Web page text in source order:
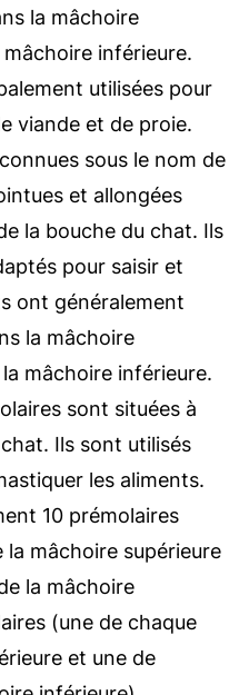
la mâchoire
inférieure.
utilisées pour
viande et de proie.
sous le nom de
et allongées
la bouche du chat. Ils
pour saisir et
ont généralement
la mâchoire
mâchoire inférieure.
sont situées à
Ils sont utilisés
les aliments.
10 prémolaires
mâchoire supérieure
la mâchoire
(une de chaque
et une de